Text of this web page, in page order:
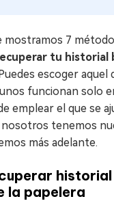
mostramos 7
tu historial
escoger aquel
funcionan solo
emplear el que se
nosotros tenemos
más adelante.
la papelera